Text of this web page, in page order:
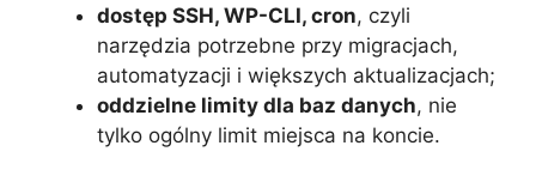
dostęp SSH, WP-CLI, cron, czyli
narzędzia potrzebne przy migracjach,
automatyzacji i większych aktualizacjach;
oddzielne limity dla baz danych, nie
tylko ogólny limit miejsca na koncie.